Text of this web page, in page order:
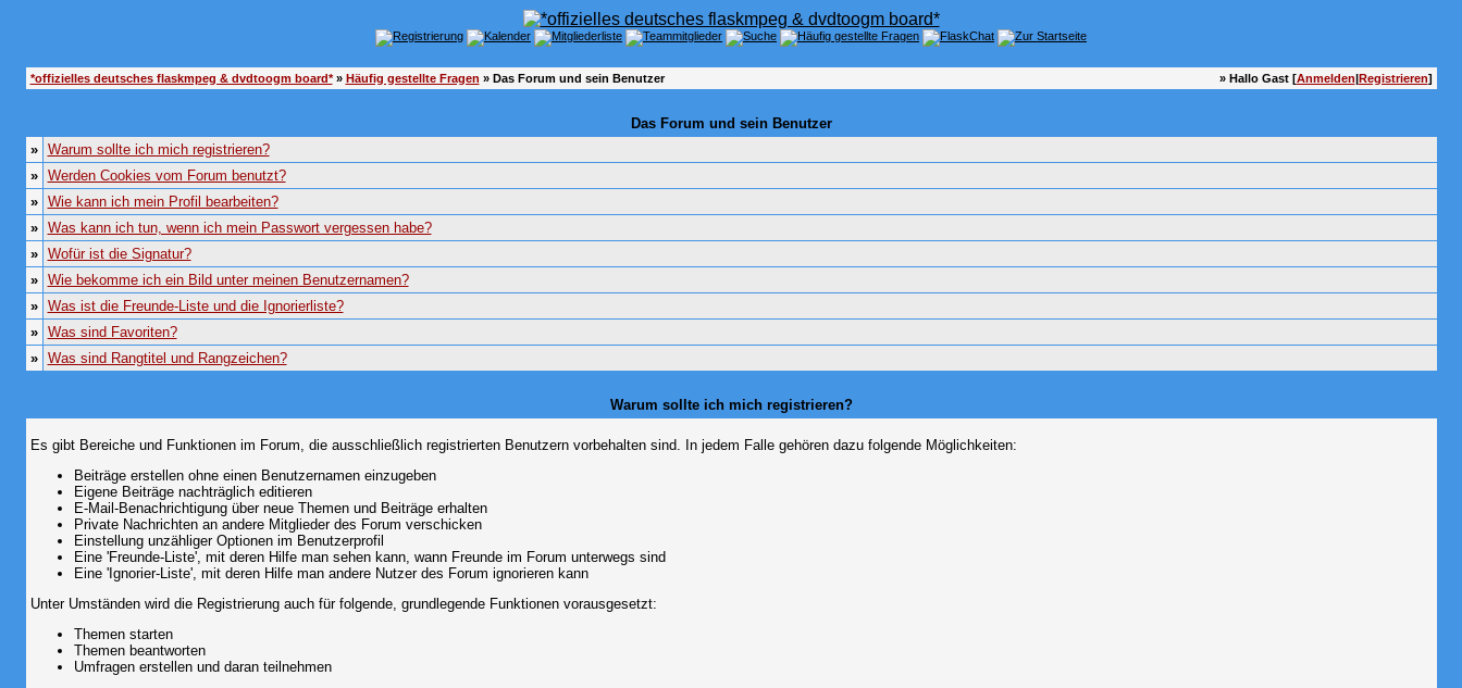
*offizielles deutsches flaskmpeg & dvdtoogm board*» Häufig gestellte Fragen » Das Forum und sein Benutzer » Hallo Gast [Anmelden|Registrieren]
Das Forum und sein Benutzer
»
Warum sollte ich mich registrieren?
»
Werden Cookies vom Forum benutzt?
»
Wie kann ich mein Profil bearbeiten?
»
Was kann ich tun, wenn ich mein Passwort vergessen habe?
»
Wofür ist die Signatur?
»
Wie bekomme ich ein Bild unter meinen Benutzernamen?
»
Was ist die Freunde-Liste und die Ignorierliste?
»
Was sind Favoriten?
»
Was sind Rangtitel und Rangzeichen?
Warum sollte ich mich registrieren?
Es gibt Bereiche und Funktionen im Forum, die ausschließlich registrierten Benutzern vorbehalten sind. In jedem Falle gehören dazu folgende Möglichkeiten:
Beiträge erstellen ohne einen Benutzernamen einzugeben
Eigene Beiträge nachträglich editieren
E-Mail-Benachrichtigung über neue Themen und Beiträge erhalten
Private Nachrichten an andere Mitglieder des Forum verschicken
Einstellung unzähliger Optionen im Benutzerprofil
Eine 'Freunde-Liste', mit deren Hilfe man sehen kann, wann Freunde im Forum unterwegs sind
Eine 'Ignorier-Liste', mit deren Hilfe man andere Nutzer des Forum ignorieren kann
Unter Umständen wird die Registrierung auch für folgende, grundlegende Funktionen vorausgesetzt:
Themen starten
Themen beantworten
Umfragen erstellen und daran teilnehmen